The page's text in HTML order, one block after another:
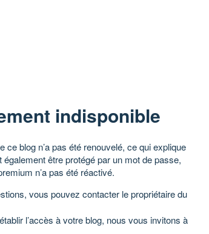
indisponible
ce blog n’a pas été renouvelé, ce qui explique
être protégé par un mot de passe,
n’a pas été réactivé.
vous pouvez contacter le propriétaire du
l’accès à votre blog, nous vous invitons à